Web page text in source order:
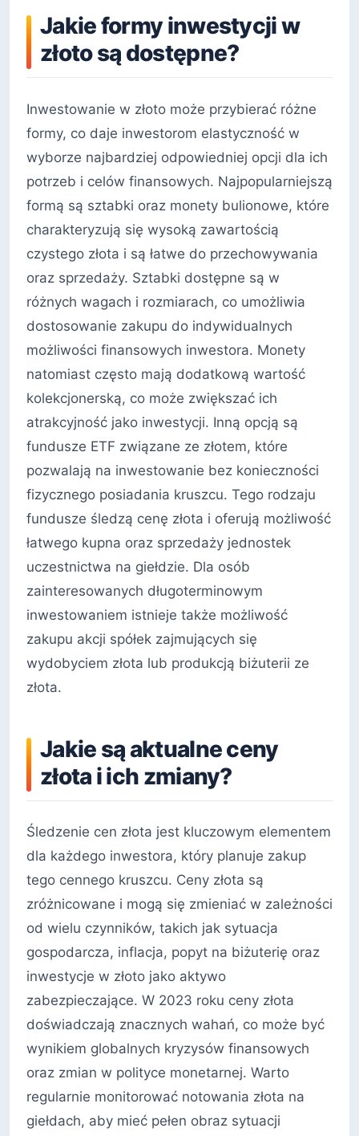
Jakie formy inwestycji w
złoto są dostępne?
Inwestowanie w złoto może przybierać różne
formy, co daje inwestorom elastyczność w
wyborze najbardziej odpowiedniej opcji dla ich
potrzeb i celów finansowych. Najpopularniejszą
formą są sztabki oraz monety bulionowe, które
charakteryzują się wysoką zawartością
czystego złota i są łatwe do przechowywania
oraz sprzedaży. Sztabki dostępne są w
różnych wagach i rozmiarach, co umożliwia
dostosowanie zakupu do indywidualnych
możliwości finansowych inwestora. Monety
natomiast często mają dodatkową wartość
kolekcjonerską, co może zwiększać ich
atrakcyjność jako inwestycji. Inną opcją są
fundusze ETF związane ze złotem, które
pozwalają na inwestowanie bez konieczności
fizycznego posiadania kruszcu. Tego rodzaju
fundusze śledzą cenę złota i oferują możliwość
łatwego kupna oraz sprzedaży jednostek
uczestnictwa na giełdzie. Dla osób
zainteresowanych długoterminowym
inwestowaniem istnieje także możliwość
zakupu akcji spółek zajmujących się
wydobyciem złota lub produkcją biżuterii ze
złota.
Jakie są aktualne ceny
złota i ich zmiany?
Śledzenie cen złota jest kluczowym elementem
dla każdego inwestora, który planuje zakup
tego cennego kruszcu. Ceny złota są
zróżnicowane i mogą się zmieniać w zależności
od wielu czynników, takich jak sytuacja
gospodarcza, inflacja, popyt na biżuterię oraz
inwestycje w złoto jako aktywo
zabezpieczające. W 2023 roku ceny złota
doświadczają znacznych wahań, co może być
wynikiem globalnych kryzysów finansowych
oraz zmian w polityce monetarnej. Warto
regularnie monitorować notowania złota na
giełdach, aby mieć pełen obraz sytuacji